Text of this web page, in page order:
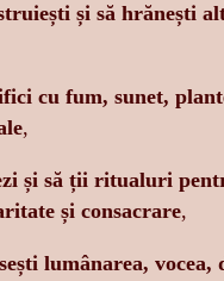
și să hrănești
cu fum, sunet,
,
și să ții ritualuri
și consacrare,
lumânarea, vocea,